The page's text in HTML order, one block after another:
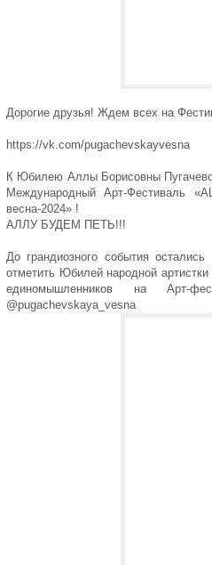
Дорогие друзья! Ждем всех на
https://vk.com/pugachevskayvesna
К Юбилею Аллы Борисовны
Международный Арт-Фестиваль
весна-2024» !
АЛЛУ БУДЕМ ПЕТЬ!!!
До грандиозного события
отметить Юбилей народной
единомышленников на Арт-
@pugachevskaya_vesna